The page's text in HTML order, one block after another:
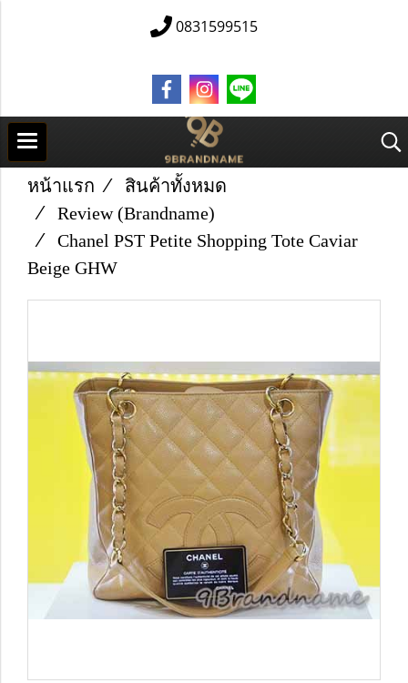
0831599515
หน้าแรก
สินค้าทั้งหมด
Review (Brandname)
Chanel PST Petite Shopping Tote Caviar
Beige GHW